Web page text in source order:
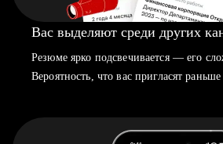
Вас выделяют среди других
Резюме ярко подсвечивается — его
Вероятность, что вас пригласят